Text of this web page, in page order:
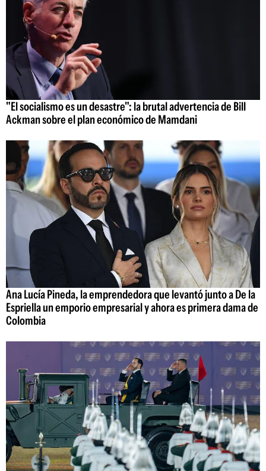
"El socialismo es un desastre": la brutal advertencia de Bill
Ackman sobre el plan económico de Mamdani
Ana Lucía Pineda, la emprendedora que levantó junto a De la
Espriella un emporio empresarial y ahora es primera dama de
Colombia